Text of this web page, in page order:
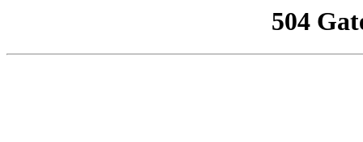
504